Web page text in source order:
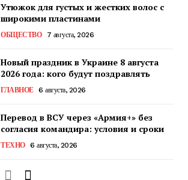
Утюжок для густых и жестких волос с
широкими пластинами
ОБЩЕСТВО 7 августа, 2026
Новый праздник в Украине 8 августа
2026 года: кого будут поздравлять
ГЛАВНОЕ 6 августа, 2026
Перевод в ВСУ через «Армия+» без
согласия командира: условия и сроки
ТЕХНО 6 августа, 2026